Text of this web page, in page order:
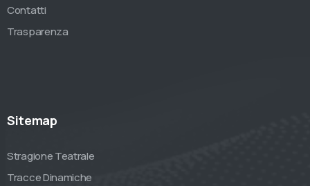
Contatti
Trasparenza
Sitemap
Stragione Teatrale
Tracce Dinamiche